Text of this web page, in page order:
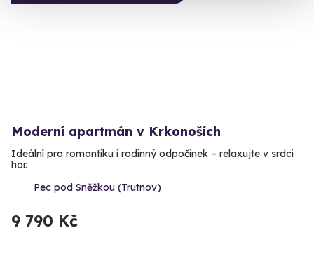
Moderní apartmán v Krkonoších
Ideální pro romantiku i rodinný odpočinek – relaxujte v srdci
hor.
Pec pod Sněžkou (Trutnov)
9 790 Kč